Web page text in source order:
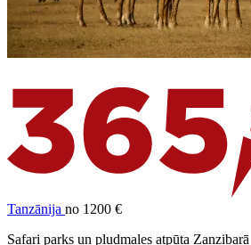
Tanzānija no 1200 €
Safari parks un pludmales atpūta Zanzibarā